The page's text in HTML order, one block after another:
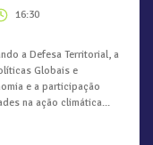
16:30
a Defesa Territorial, a
Globais e
e a participação
na ação climática...